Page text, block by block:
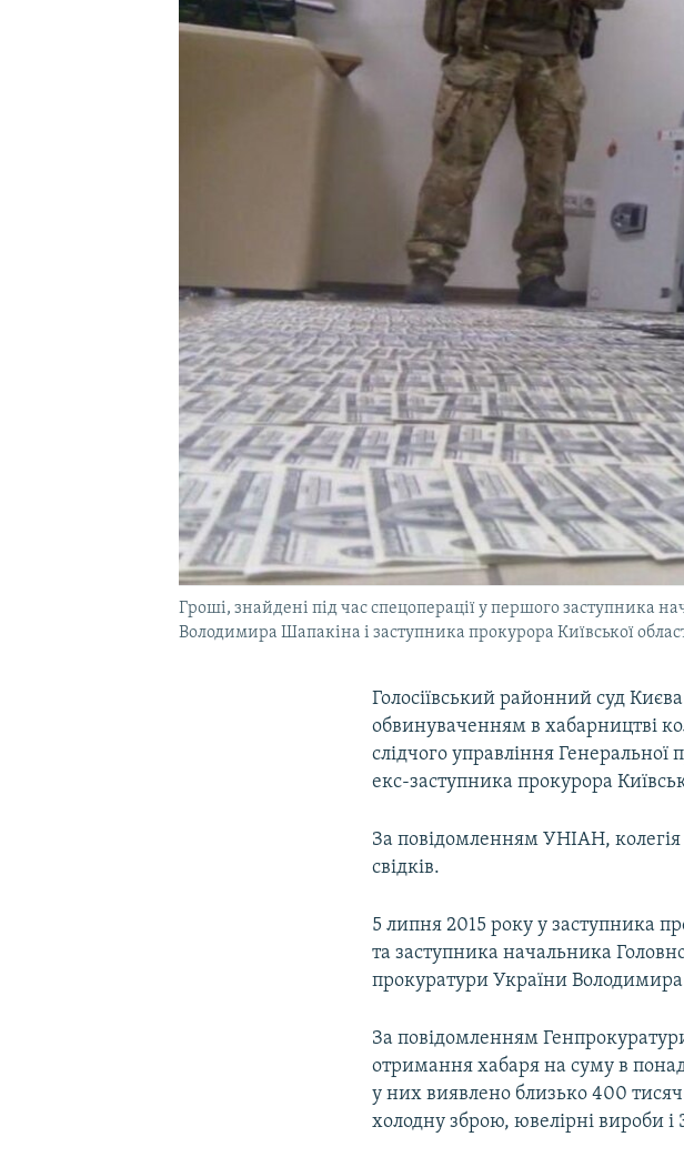
Гроші, знайдені під час спецоперації у першого заступника
Володимира Шапакіна і заступника прокурора Київської
Голосіївський районний суд
обвинуваченням в хабарництві
слідчого управління
екс-заступника прокурора
За повідомленням УНІАН, колегія
свідків.
5 липня 2015 року у заступника
та заступника начальника
прокуратури України
За повідомленням
отримання хабаря на суму в
у них виявлено близько 400
холодну зброю, ювелірні вироби і